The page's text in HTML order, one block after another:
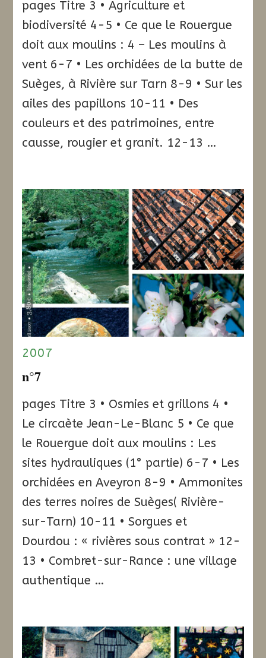
pages Titre 3 • Agriculture et
biodiversité 4-5 • Ce que le Rouergue
doit aux moulins : 4 – Les moulins à
vent 6-7 • Les orchidées de la butte de
Suèges, à Rivière sur Tarn 8-9 • Sur les
ailes des papillons 10-11 • Des
couleurs et des patrimoines, entre
causse, rougier et granit. 12-13 …
2007
n°7
pages Titre 3 • Osmies et grillons 4 •
Le circaète Jean-Le-Blanc 5 • Ce que
le Rouergue doit aux moulins : Les
sites hydrauliques (1° partie) 6-7 • Les
orchidées en Aveyron 8-9 • Ammonites
des terres noires de Suèges( Rivière-
sur-Tarn) 10-11 • Sorgues et
Dourdou : « rivières sous contrat » 12-
13 • Combret-sur-Rance : une village
authentique …